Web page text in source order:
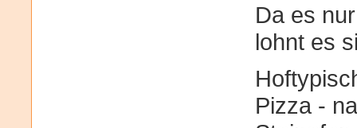
Da es
lohnt es
Pizza -